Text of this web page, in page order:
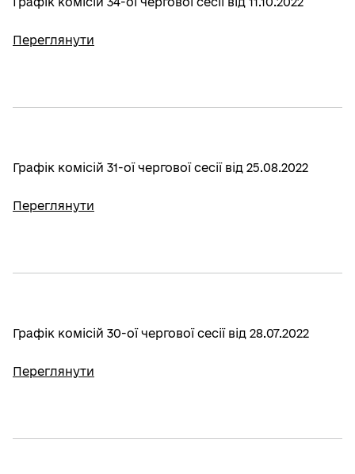
Переглянути
Графік комісій 31-ої чергової сесії від 25.08.2022
Переглянути
Графік комісій 30-ої чергової сесії від 28.07.2022
Переглянути